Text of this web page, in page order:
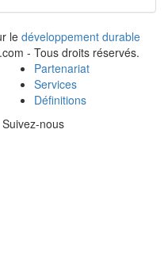
le développement durable
- Tous droits réservés.
Partenariat
Services
Définitions
Suivez-nous